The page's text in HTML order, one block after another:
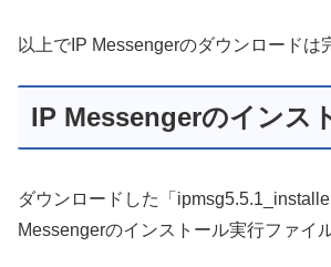
以上でIP Messengerのダウンロードは
IP Messengerのインス
ダウンロードした「
Messengerのインストール実行ファイ